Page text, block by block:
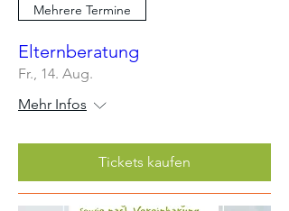
Mehrere Termine
Elternberatung
Fr., 14. Aug.
Mehr Infos
Tickets kaufen